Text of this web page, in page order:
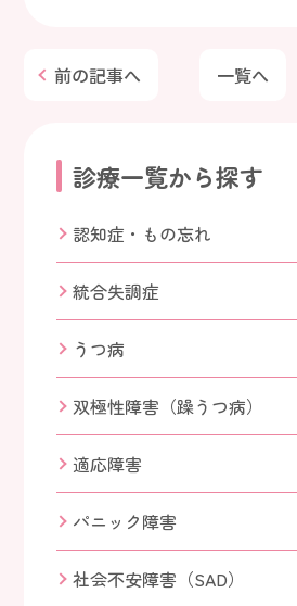
前の記事へ 一覧へ
診療一覧から探す
認知症・もの忘れ
統合失調症
うつ病
双極性障害（躁うつ病）
適応障害
パニック障害
社会不安障害（SAD）